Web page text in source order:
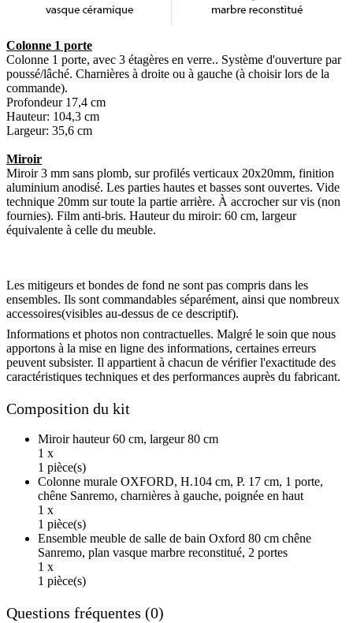
Colonne 1 porte
Colonne 1 porte, avec 3 étagères en verre.. Système d'ouverture par
poussé/lâché. Charnières à droite ou à gauche (à choisir lors de la
commande).
Profondeur 17,4 cm
Hauteur: 104,3 cm
Largeur: 35,6 cm
Miroir
Miroir 3 mm sans plomb, sur profilés verticaux 20x20mm, finition
aluminium anodisé. Les parties hautes et basses sont ouvertes. Vide
technique 20mm sur toute la partie arrière. À accrocher sur vis (non
fournies). Film anti-bris. Hauteur du miroir: 60 cm, largeur
équivalente à celle du meuble.
Les mitigeurs et bondes de fond ne sont pas compris dans les
ensembles. Ils sont commandables séparément, ainsi que nombreux
accessoires(visibles au-dessus de ce descriptif).
Informations et photos non contractuelles. Malgré le soin que nous
apportons à la mise en ligne des informations, certaines erreurs
peuvent subsister. Il appartient à chacun de vérifier l'exactitude des
caractéristiques techniques et des performances auprès du fabricant.
Composition du kit
Miroir hauteur 60 cm, largeur 80 cm
1 x
1 pièce(s)
Colonne murale OXFORD, H.104 cm, P. 17 cm, 1 porte,
chêne Sanremo, charnières à gauche, poignée en haut
1 x
1 pièce(s)
Ensemble meuble de salle de bain Oxford 80 cm chêne
Sanremo, plan vasque marbre reconstitué, 2 portes
1 x
1 pièce(s)
Questions fréquentes (0)